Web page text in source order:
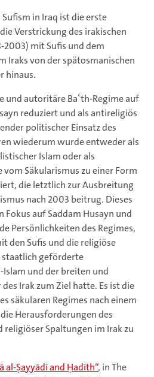
in Iraq ist die erste
Verstrickung des irakischen
2003) mit Sufis und dem
Iraks von der spätosmanischen
hinaus.
und autoritäre Baʿth-Regime auf
reduziert und als antireligiös
politischer Einsatz des
wiederum wurde entweder als
Islam oder als
Säkularismus zu einer Form
die letztlich zur Ausbreitung
nach 2003 beitrug. Dieses
Fokus auf Saddam Husayn und
Persönlichkeiten des Regimes,
den Sufis und die religiöse
staatlich geförderte
und der breiten und
Irak zum Ziel hatte. Es ist die
säkularen Regimes nach einem
Herausforderungen des
religiöser Spaltungen im Irak zu
al-Ṣayyādī and Ḥadīth“, in The